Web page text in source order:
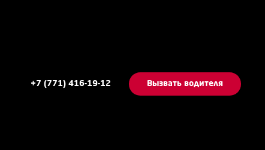
+7 (771) 416-19-12 Вызвать водителя